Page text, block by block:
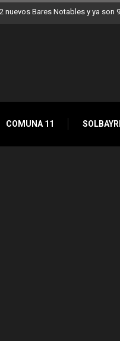
nuevos Bares Notables y ya son
COMUNA 11